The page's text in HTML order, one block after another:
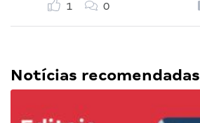
1 0
Notícias recomendadas